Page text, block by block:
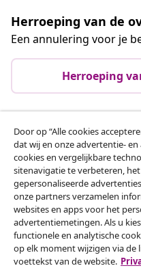
Herroeping van de
Een annulering voor je
Herroeping
Klantenservice
Zakelijk
vidaXL
Ontdek meer
Door op “Alle cookies
dat wij en onze advertentie-
cookies en vergelijkbare
sitenavigatie te verbeteren,
gepersonaliseerde
onze partners verzamelen
websites en apps voor het
advertentiemetingen. Als u
functionele en analytische
op elk moment wijzigen via
voettekst van de website.